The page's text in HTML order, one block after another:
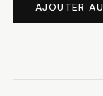
Baleines
AJOUTER